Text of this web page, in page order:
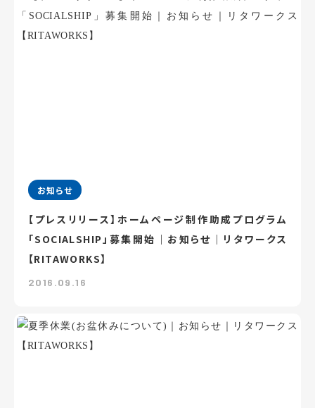
お知らせ
【プレスリリース】ホームページ制作助成プログラム
「SOCIALSHIP」募集開始｜お知らせ｜リタワークス
【RITAWORKS】
2016.09.16